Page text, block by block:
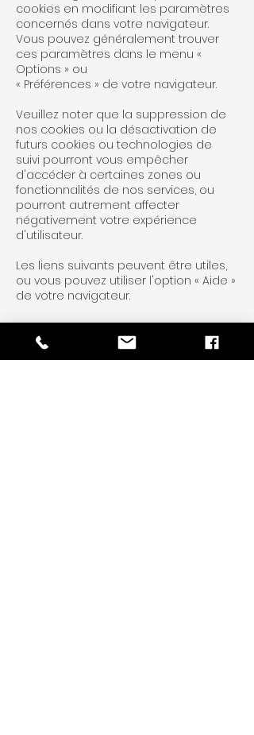
cookies en modifiant les paramètres
concernés dans votre navigateur.
Vous pouvez généralement trouver
ces paramètres dans le menu «
Options » ou
« Préférences » de votre navigateur.
Veuillez noter que la suppression de
nos cookies ou la désactivation de
futurs cookies ou technologies de
suivi pourront vous empêcher
d'accéder à certaines zones ou
fonctionnalités de nos services, ou
pourront autrement affecter
négativement votre expérience
d'utilisateur.
Les liens suivants peuvent être utiles,
ou vous pouvez utiliser l'option « Aide »
de votre navigateur.
Paramètres des cookies dans Firefox
Paramètres des cookies dans Internet